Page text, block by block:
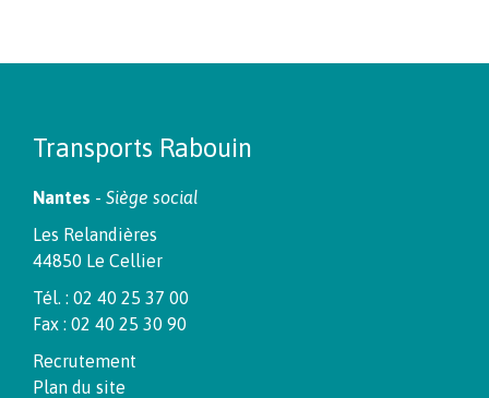
Transports Rabouin
Nantes - Siège social
Les Relandières
44850 Le Cellier
Tél. : 02 40 25 37 00
Fax : 02 40 25 30 90
Recrutement
Plan du site